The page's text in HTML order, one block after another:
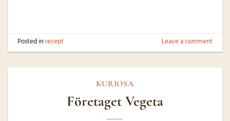
Posted inrecept Leave a comment
KURIOSA
Företaget Vegeta